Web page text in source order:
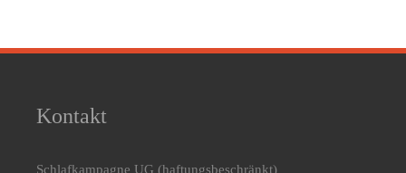
Kontakt
Schlafkampagne UG (haftungsbeschränkt)